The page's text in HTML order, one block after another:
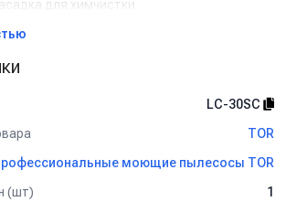
для химчистки
для сухой уборки
со щетиной
трубки
LC-30SC
TOR
моющие пылесосы TOR
(шт)
1